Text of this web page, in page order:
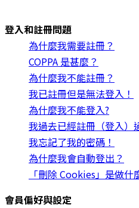
登入和註冊問題
為什麼我需要註冊？
COPPA 是甚麼？
為什麼我不能註冊？
我已註冊但是無法登入！
為什麼我不能登入?
我過去已經註冊（登入）
我忘記了我的密碼！
為什麼我會自動登出？
「刪除 Cookies」是做什
會員偏好與設定